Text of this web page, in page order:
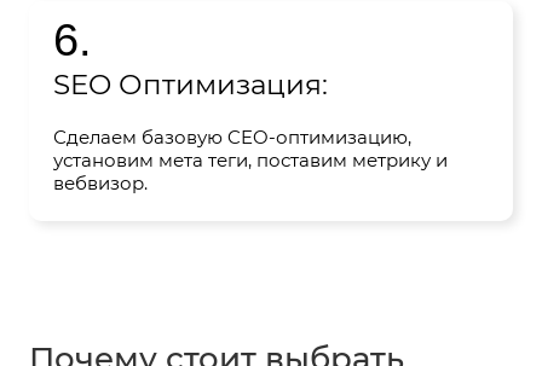
6.
SEO Оптимизация:
Сделаем базовую CEO-оптимизацию,
установим мета теги, поставим метрику и
вебвизор.